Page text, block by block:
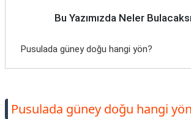
Bu Yazımızda Neler
Pusulada güney doğu hangi yön?
Pusulada güney doğu hangi